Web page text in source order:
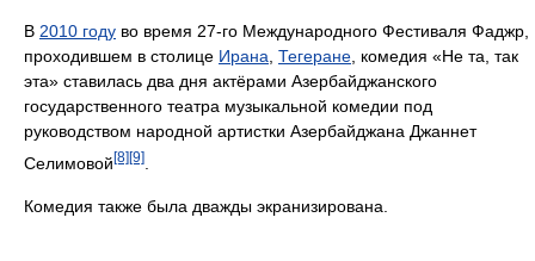
В 2010 году во время 27-го Международного Фестиваля Фаджр,
проходившем в столице Ирана Тегеране , комедия «Не та, так
эта» ставилась два дня актёрами Азербайджанского
государственного театра музыкальной комедии под
руководством народной артистки Азербайджана Джаннет
Селимовой[8][9]
Комедия также была дважды экранизирована.